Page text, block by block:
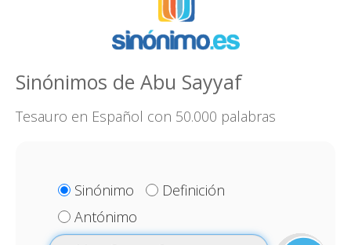
Sinónimos de Abu Sayyaf
Tesauro en Español con 50.000 palabras
Sinónimo
Definición
Antónimo